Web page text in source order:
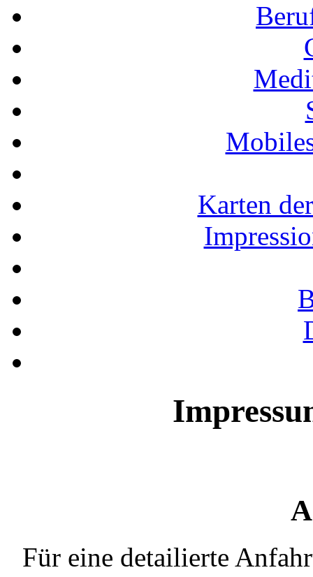
Karten
Für eine detailierte